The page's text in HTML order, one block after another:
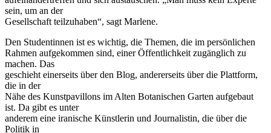
sein, um an der
Gesellschaft teilzuhaben“, sagt Marlene.
Den Studentinnen ist es wichtig, die Themen, die im persönlichen
Rahmen aufgekommen sind, einer Öffentlichkeit zugänglich zu
machen. Das
geschieht einerseits über den Blog, andererseits über die Plattform,
die in der
Nähe des Kunstpavillons im Alten Botanischen Garten aufgebaut
ist. Da gibt es unter
anderem eine iranische Künstlerin und Journalistin, die über die
Politik in